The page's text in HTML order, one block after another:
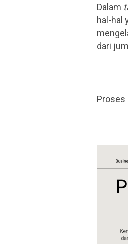
Dalam
hal-hal
dari
Proses